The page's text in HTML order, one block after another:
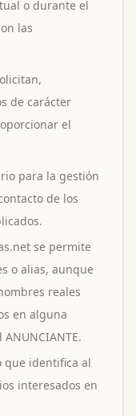
o durante el
las
de carácter
el
para la gestión
de los
se permite
o alias, aunque
reales
en alguna
que identifica al
interesados en